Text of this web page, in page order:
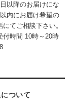
以降のお届けにな
内にお届け希望の
てご相談下さい。
付時間 10時～20時
ついて